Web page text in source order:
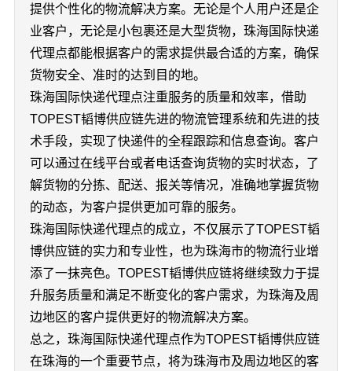
提供个性化的物流解决方案。无论是个人用户还是企
业客户，无论是小包裹还是大型货物，珠海国际快递
代理点都能根据客户的需求提供最合适的方案，确保
货物安全、准时的达到目的地。
珠海国际快递代理点注重服务的质量和效率，借助
TOPEST韬博供应链先进的物流管理系统和先进的技
术手段，实现了快递件的全程跟踪和信息查询。客户
可以通过在线平台或者电话查询货物的实时状态，了
解货物的分拣、配送、报关等情况，准确地掌握货物
的动态，为客户提供更加可靠的服务。
珠海国际快递代理点的成立，不仅展示了TOPEST韬
博供应链的实力和专业性，也为珠海市的物流行业增
添了一抹亮色。TOPEST韬博供应链将继续致力于提
升服务质量和满足不断变化的客户需求，为珠海及周
边地区的客户提供更好的物流解决方案。
总之，珠海国际快递代理点作为TOPEST韬博供应链
在珠海的一个重要节点，将为珠海市及周边地区的客